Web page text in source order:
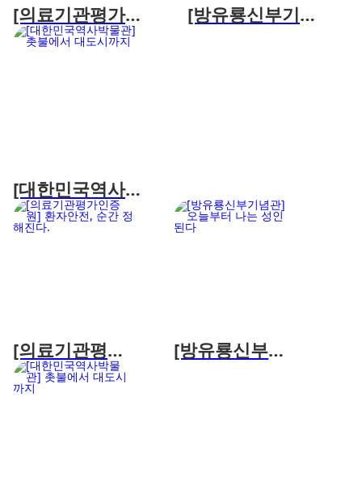
[의료기관평가인
증원] 환자안전,
[방유룡신부기념
[대한민국역사박
물관] 촛불에서
대도시까지
[의료기관평가
인증원] 환자안
전, 순간 정해
[방유룡신부기